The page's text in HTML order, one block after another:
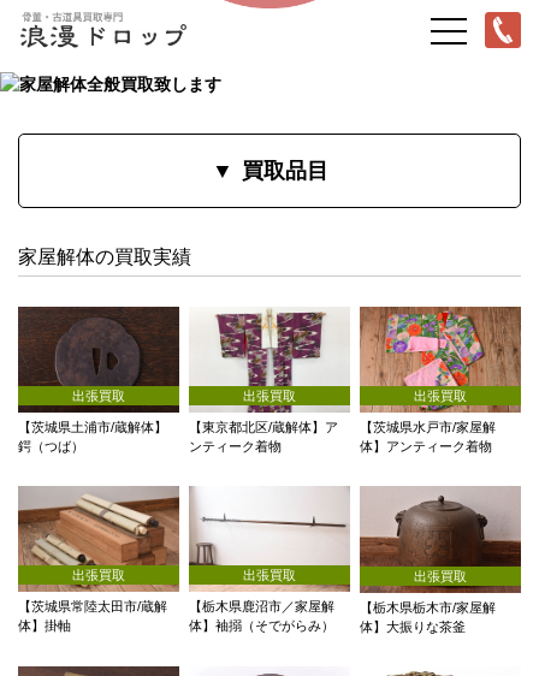
買取品目
家屋解体の買取実績
出張買取
【茨城県土浦市/蔵解体】
鍔（つば）
出張買取
【東京都北区/蔵解体】ア
ンティーク着物
出張買取
【茨城県水戸市/家屋解
体】アンティーク着物
出張買取
【茨城県常陸太田市/蔵解
体】掛軸
出張買取
【栃木県鹿沼市／家屋解
体】袖搦（そでがらみ）
出張買取
【栃木県栃木市/家屋解
体】大振りな茶釜